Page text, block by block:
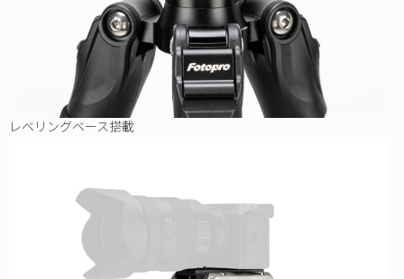
レベリングベース搭載